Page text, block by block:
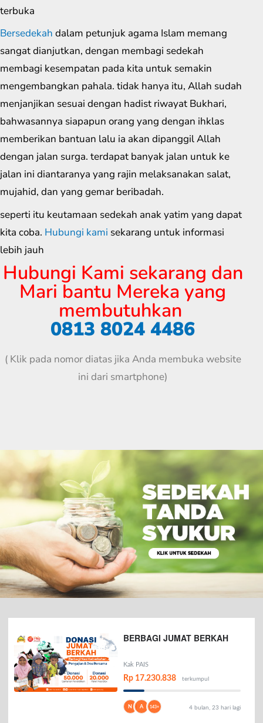
terbuka
Bersedekah dalam petunjuk agama Islam memang
sangat dianjutkan, dengan membagi sedekah
membagi kesempatan pada kita untuk semakin
mengembangkan pahala. tidak hanya itu, Allah sudah
menjanjikan sesuai dengan hadist riwayat Bukhari,
bahwasannya siapapun orang yang dengan ihklas
memberikan bantuan lalu ia akan dipanggil Allah
dengan jalan surga. terdapat banyak jalan untuk ke
jalan ini diantaranya yang rajin melaksanakan salat,
mujahid, dan yang gemar beribadah.
seperti itu keutamaan sedekah anak yatim yang dapat
kita coba. Hubungi kami sekarang untuk informasi
lebih jauh
Hubungi Kami sekarang dan
Mari bantu Mereka yang
membutuhkan
0813 8024 4486
( Klik pada nomor diatas jika Anda membuka website
ini dari smartphone)
BERBAGI JUMAT BERKAH
Kak PAIS
Rp 17.230.838 terkumpul
N A 143+ 4 bulan, 23 hari lagi